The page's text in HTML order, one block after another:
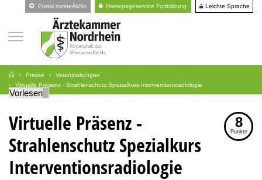
Portal meineÄkNo Homepageservice Fortbildung Leichte Sprache
Presse
Veranstaltungen
Virtuelle Präsenz - Strahlenschutz Spezialkurs Interventionsradiologie
Vorlesen
Virtuelle Präsenz -
Strahlenschutz Spezialkurs
Interventionsradiologie
8
Punkte